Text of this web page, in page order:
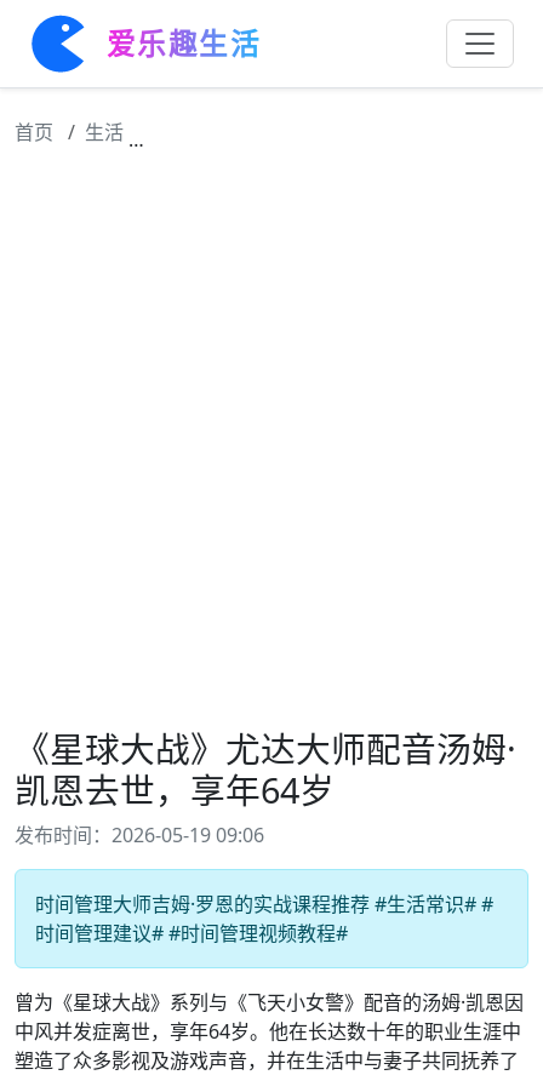
爱乐趣生活
首页 生活
《星球大战》尤达大师配音汤姆·
凯恩去世，享年64岁
发布时间：2026-05-19 09:06
时间管理大师吉姆·罗恩的实战课程推荐 #生活常识# #
时间管理建议# #时间管理视频教程#
曾为《星球大战》系列与《飞天小女警》配音的汤姆·凯恩因
中风并发症离世，享年64岁。他在长达数十年的职业生涯中
塑造了众多影视及游戏声音，并在生活中与妻子共同抚养了